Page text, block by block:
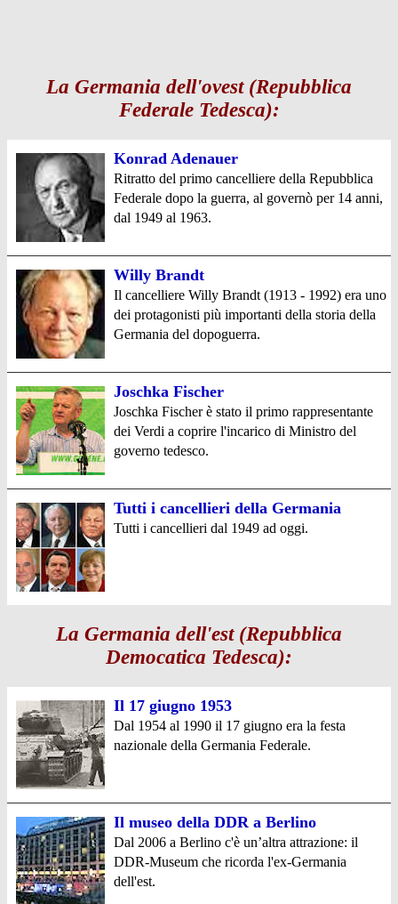
La Germania dell'ovest (Repubblica
Federale Tedesca):
Konrad Adenauer
Ritratto del primo cancelliere della Repubblica
Federale dopo la guerra, al governò per 14 anni,
dal 1949 al 1963.
Willy Brandt
Il cancelliere Willy Brandt (1913 - 1992) era uno
dei protagonisti più importanti della storia della
Germania del dopoguerra.
Joschka Fischer
Joschka Fischer è stato il primo rappresentante
dei Verdi a coprire l'incarico di Ministro del
governo tedesco.
Tutti i cancellieri della Germania
Tutti i cancellieri dal 1949 ad oggi.
La Germania dell'est (Repubblica
Democatica Tedesca):
Il 17 giugno 1953
Dal 1954 al 1990 il 17 giugno era la festa
nazionale della Germania Federale.
Il museo della DDR a Berlino
Dal 2006 a Berlino c'è un’altra attrazione: il
DDR-Museum che ricorda l'ex-Germania
dell'est.